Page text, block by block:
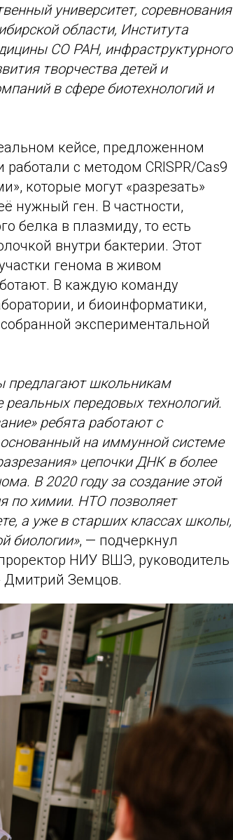
университет, соревнования
области, Института
СО РАН, инфраструктурного
творчества детей и
в сфере биотехнологий и
кейсе, предложенном
с методом CRISPR/Cas9
которые могут «разрезать»
нужный ген. В частности,
белка в плазмиду, то есть
внутри бактерии. Этот
генома в живом
В каждую команду
и биоинформатики,
экспериментальной
предлагают школьникам
передовых технологий.
ребята работают с
на иммунной системе
цепочки ДНК в более
В 2020 году за создание этой
по химии. НТО позволяет
а уже в старших классах школы,
биологии», — подчеркнул
НИУ ВШЭ, руководитель
Дмитрий Земцов.